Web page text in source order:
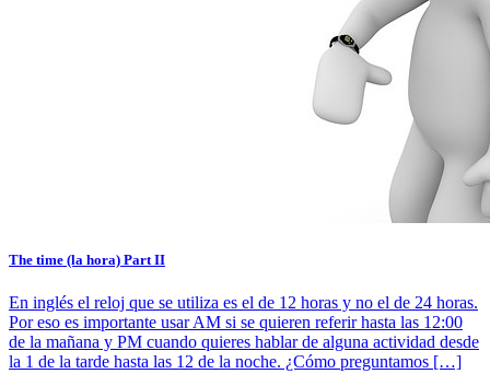
The time (la hora) Part II
En inglés el reloj que se utiliza es el de 12 horas y no el de 24 horas.
Por eso es importante usar AM si se quieren referir hasta las 12:00
de la mañana y PM cuando quieres hablar de alguna actividad desde
la 1 de la tarde hasta las 12 de la noche. ¿Cómo preguntamos […]